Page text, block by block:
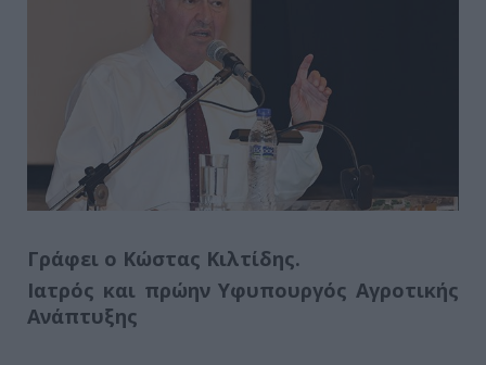
Γράφει ο Κώστας Κιλτίδης.
Ιατρός και πρώην Υφυπουργός Αγροτικής
Ανάπτυξης